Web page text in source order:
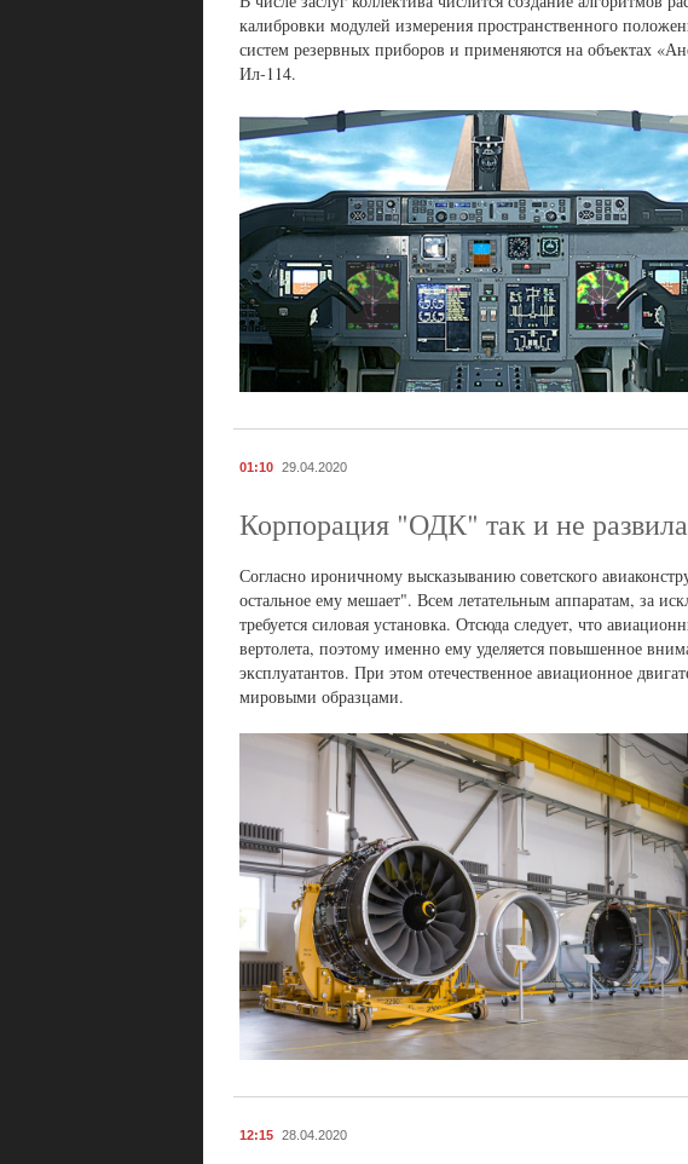
калибровки модулей измерения пространственного
систем резервных приборов и применяются на
Ил‑114.
01:10 29.04.2020
Корпорация "ОДК" так и не
Согласно ироничному высказыванию советского
остальное ему мешает". Всем летательным аппаратам, за
требуется силовая установка. Отсюда следует, что
вертолета, поэтому именно ему уделяется повышенное
эксплуатантов. При этом отечественное авиационное
мировыми образцами.
12:15 28.04.2020